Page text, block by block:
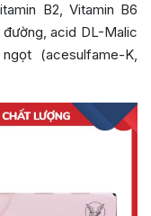
B2, Vitamin B6
acid DL-Malic
(acesulfame-K,